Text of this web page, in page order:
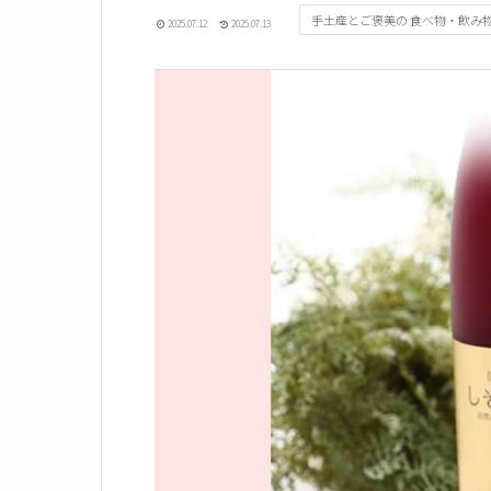
2025.07.12 2025.07.13 手土産とご褒美の 食べ物・飲み